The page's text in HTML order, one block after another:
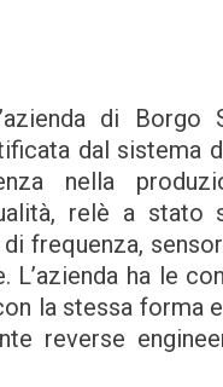
di Borgo
dal sistema
nella
relè a stato
frequenza,
L’azienda ha le
la stessa forma
reverse